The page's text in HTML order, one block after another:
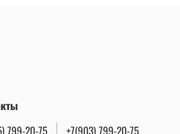
799-20-75
+7(903) 799-20-75